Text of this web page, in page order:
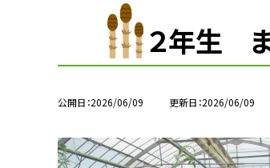
２年生 ま
公開日 2026/06/09 更新日 2026/06/09